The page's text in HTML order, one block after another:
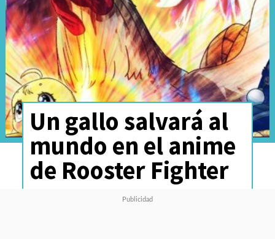
Síguenos:
Un gallo salvará al
mundo en el anime
de Rooster Fighter